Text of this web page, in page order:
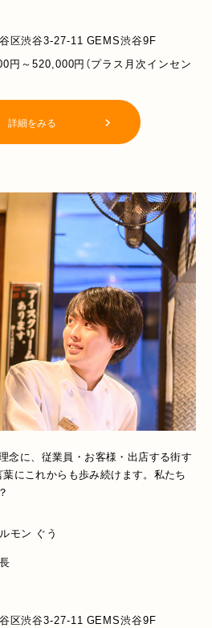
区渋谷3-27-11 GEMS渋谷9F
円～520,000円（プラス月次インセン
詳細をみる
念に、従業員・お客様・出店する街す
にこれからも歩み続けます。私たち
モン ぐう
区渋谷3-27-11 GEMS渋谷9F